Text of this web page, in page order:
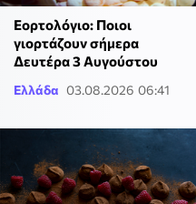
Εορτολόγιο: Ποιοι
γιορτάζουν σήμερα
Δευτέρα 3 Αυγούστου
Ελλάδα 03.08.2026 06:41